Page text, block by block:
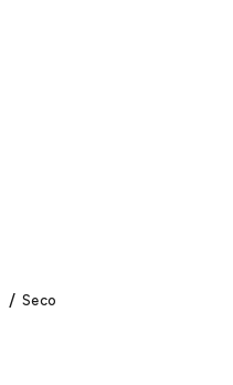
Seco